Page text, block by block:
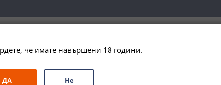
ЗА ПОДАРЪК ПРОМО СПЕЦИАЛНИ ПРЕДЛОЖЕНИЯ
че имате навършени 18 години.
ДА Не